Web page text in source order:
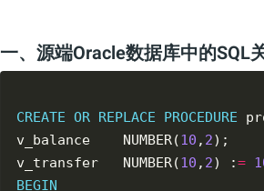
一、源端Oracle数据库中的SQL
CREATE OR REPLACE PROCEDURE
v_balance    NUMBER(10 , 2
v_transfer   NUMBER(10 , 2) :=
BEGIN